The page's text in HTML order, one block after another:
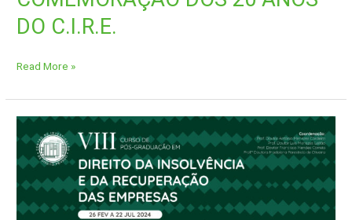
DO C.I.R.E.
Read More »
CURSO
DE
PÓS-
GRADUAÇÃO
EM
VIII